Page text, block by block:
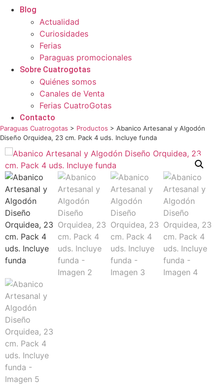
Blog
Actualidad
Curiosidades
Ferias
Paraguas promocionales
Sobre Cuatrogotas
Quiénes somos
Canales de Venta
Ferias CuatroGotas
Contacto
Paraguas Cuatrogotas > Productos > Abanico Artesanal y Algodón
Diseño Orquidea, 23 cm. Pack 4 uds. Incluye funda